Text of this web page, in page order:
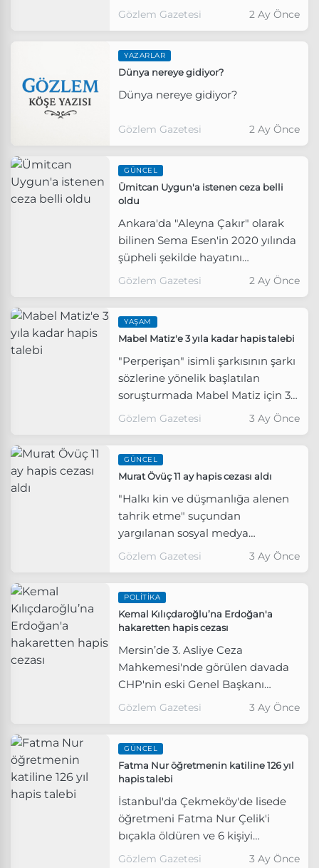
uzaklaştırılan Niyazi Nefi Kara
Gözlem Gazetesi 2 Ay Önce
YAZARLAR
Dünya nereye gidiyor?
Dünya nereye gidiyor?
Gözlem Gazetesi 2 Ay Önce
GÜNCEL
Ümitcan Uygun'a istenen ceza belli
oldu
Ankara'da "Aleyna Çakır" olarak
bilinen Sema Esen'in 2020 yılında
şüpheli şekilde hayatını
kaybetmesine ilişkin yargılanan
Gözlem Gazetesi 2 Ay Önce
YAŞAM
Mabel Matiz'e 3 yıla kadar hapis talebi
"Perperişan" isimli şarkısının şarkı
sözlerine yönelik başlatılan
soruşturmada Mabel Matiz için 3
yıla kadar hapis istendi.
Gözlem Gazetesi 3 Ay Önce
GÜNCEL
Murat Övüç 11 ay hapis cezası aldı
"Halkı kin ve düşmanlığa alenen
tahrik etme" suçundan
yargılanan sosyal medya
fenomeni Murat Övüç 11 ay hapis
Gözlem Gazetesi 3 Ay Önce
POLITIKA
Kemal Kılıçdaroğlu’na Erdoğan'a
hakaretten hapis cezası
Mersin’de 3. Asliye Ceza
Mahkemesi'nde görülen davada
CHP'nin eski Genel Başkanı
Kemal Kılıçdaroğlu’na AKP'li
gün hapis cezası verildi.
Gözlem Gazetesi 3 Ay Önce
GÜNCEL
Fatma Nur öğretmenin katiline 126 yıl
hapis talebi
İstanbul'da Çekmeköy'de lisede
öğretmeni Fatma Nur Çelik'i
bıçakla öldüren ve 6 kişiyi
yaralayan öğrenci Furkan Samet
Gözlem Gazetesi 3 Ay Önce